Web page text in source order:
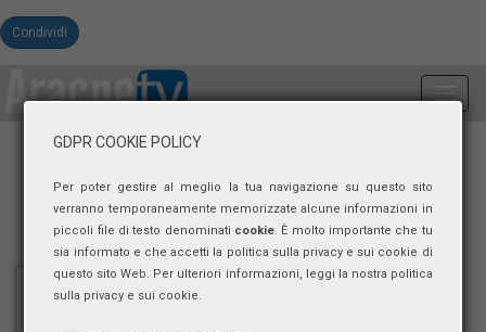
Condividi
GDPR COOKIE POLICY
Per poter gestire al meglio la tua navigazione su questo sito
verranno temporaneamente memorizzate alcune informazioni in
piccoli file di testo denominati cookie. È molto importante che tu
sia informato e che accetti la politica sulla privacy e sui cookie di
questo sito Web. Per ulteriori informazioni, leggi la nostra politica
sulla privacy e sui cookie.